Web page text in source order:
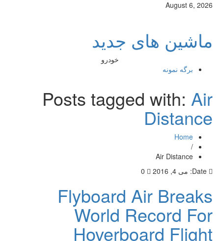
August 6, 2026
ماشین های جدید
خودرو
برگه نمونه
Posts tagged with:Air
Distance
Home
/
Air Distance
Date: می 4, 2016 0
Flyboard Air Breaks
World Record For
Hoverboard Flight